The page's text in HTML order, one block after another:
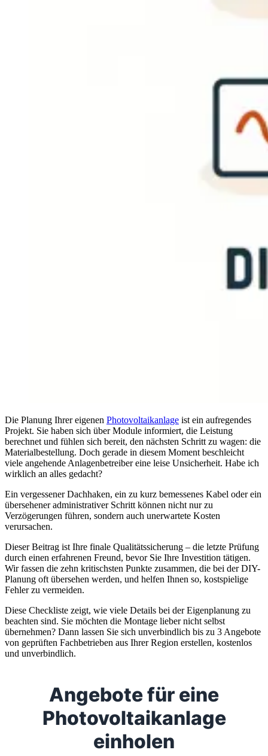
Die Planung Ihrer eigenen Photovoltaikanlage ist ein aufregendes
Projekt. Sie haben sich über Module informiert, die Leistung
berechnet und fühlen sich bereit, den nächsten Schritt zu wagen: die
Materialbestellung. Doch gerade in diesem Moment beschleicht
viele angehende Anlagenbetreiber eine leise Unsicherheit. Habe ich
wirklich an alles gedacht?
Ein vergessener Dachhaken, ein zu kurz bemessenes Kabel oder ein
übersehener administrativer Schritt können nicht nur zu
Verzögerungen führen, sondern auch unerwartete Kosten
verursachen.
Dieser Beitrag ist Ihre finale Qualitätssicherung – die letzte Prüfung
durch einen erfahrenen Freund, bevor Sie Ihre Investition tätigen.
Wir fassen die zehn kritischsten Punkte zusammen, die bei der DIY-
Planung oft übersehen werden, und helfen Ihnen so, kostspielige
Fehler zu vermeiden.
Diese Checkliste zeigt, wie viele Details bei der Eigenplanung zu
beachten sind. Sie möchten die Montage lieber nicht selbst
übernehmen? Dann lassen Sie sich unverbindlich bis zu 3 Angebote
von geprüften Fachbetrieben aus Ihrer Region erstellen, kostenlos
und unverbindlich.
Angebote für eine
Photovoltaikanlage
einholen